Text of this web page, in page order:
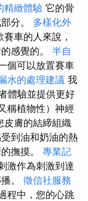
精緻體驗 它的骨
分。 多樣化外
車的人來說，
感覺的。 半自
個可以放置賽車
水的處理建議 我
體驗並提供更好
稱植物性）神經
皮膚的結締組織
到油和奶油的熱
撫摸。 專業記
激作為刺激到達
。 徵信社服務
程中，您的心跳